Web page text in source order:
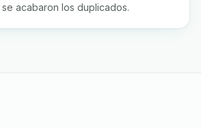
acabaron los duplicados.